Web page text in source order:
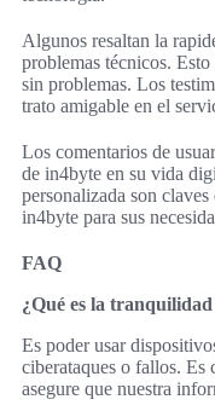
Algunos resaltan la
problemas técnicos.
sin problemas. Los
trato amigable en el
Los comentarios de
de in4byte en su vida
personalizada son
in4byte para sus
FAQ
¿Qué es la
Es poder usar
ciberataques o fallos. Es
asegure que nuestra